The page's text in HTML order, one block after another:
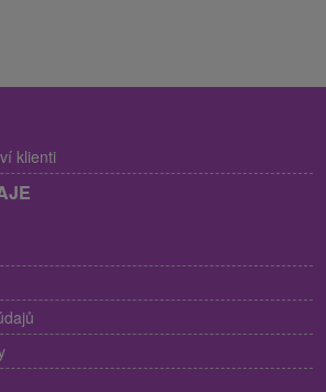
klienti